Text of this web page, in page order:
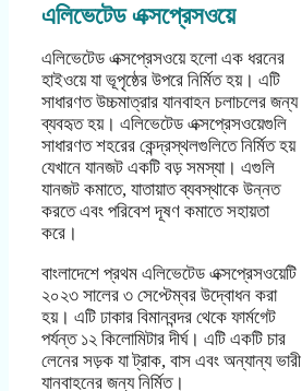
এলিভেটেড এক্সপ্রেসওয়ে
এলিভেটেড এক্সপ্রেসওয়ে হলো এক ধরনের
হাইওয়ে যা ভূপৃষ্ঠের উপরে নির্মিত হয়। এটি
সাধারণত উচ্চমাত্রার যানবাহন চলাচলের জন্য
ব্যবহৃত হয়। এলিভেটেড এক্সপ্রেসওয়েগুলি
সাধারণত শহরের কেন্দ্রস্থলগুলিতে নির্মিত হয়
যেখানে যানজট একটি বড় সমস্যা। এগুলি
যানজট কমাতে, যাতায়াত ব্যবস্থাকে উন্নত
করতে এবং পরিবেশ দূষণ কমাতে সহায়তা
করে।
বাংলাদেশে প্রথম এলিভেটেড এক্সপ্রেসওয়েটি
২০২৩ সালের ৩ সেপ্টেম্বর উদ্বোধন করা
হয়। এটি ঢাকার বিমানবন্দর থেকে ফার্মগেট
পর্যন্ত ১২ কিলোমিটার দীর্ঘ। এটি একটি চার
লেনের সড়ক যা ট্রাক, বাস এবং অন্যান্য ভারী
যানবাহনের জন্য নির্মিত।